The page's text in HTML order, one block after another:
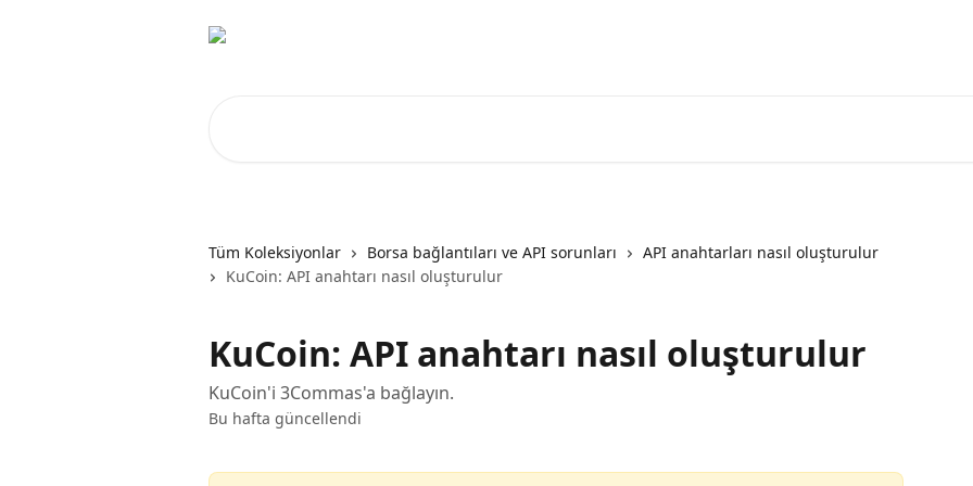
Tüm Koleksiyonlar Borsa bağlantıları ve API sorunları
API anahtarları nasıl oluşturulur
KuCoin: API anahtarı nasıl oluşturulur
KuCoin: API anahtarı nasıl oluşturulur
KuCoin'i 3Commas'a bağlayın.
Bu hafta güncellendi